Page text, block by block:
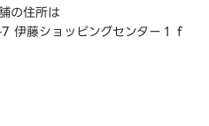
の住所は
伊藤ショッピングセンター１ｆ